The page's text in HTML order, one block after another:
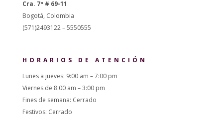
Cra. 7ª # 69-11
Bogotá, Colombia
(571)2493122 – 5550555
HORARIOS DE ATENCIÓN
Lunes a jueves: 9:00 am – 7:00 pm
Viernes de 8:00 am – 3:00 pm
Fines de semana: Cerrado
Festivos: Cerrado